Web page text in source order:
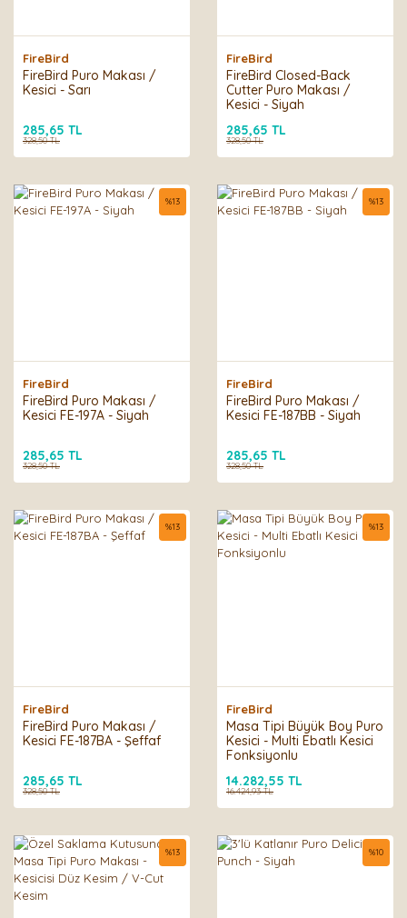
FireBird
FireBird Puro Makası /
Kesici - Sarı
285,65 TL
328,50 TL
FireBird
FireBird Closed-Back
Cutter Puro Makası /
Kesici - Siyah
285,65 TL
328,50 TL
FireBird
FireBird Puro Makası /
Kesici FE-197A - Siyah
%13
285,65 TL
328,50 TL
FireBird
FireBird Puro Makası /
Kesici FE-187BB - Siyah
%13
285,65 TL
328,50 TL
FireBird
FireBird Puro Makası /
Kesici FE-187BA - Şeffaf
%13
285,65 TL
328,50 TL
FireBird
Masa Tipi Büyük Boy Puro
Kesici - Multi Ebatlı Kesici
Fonksiyonlu
%13
14.282,55 TL
16.424,93 TL
%13 %10